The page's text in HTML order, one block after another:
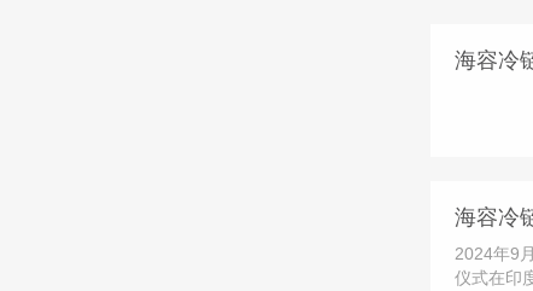
咨询、意
海容冷
海容冷
2024年9
仪式在印